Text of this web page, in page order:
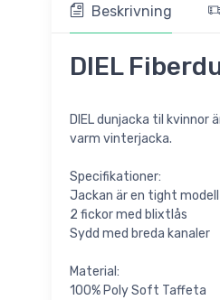
Beskrivning
DIEL
DIEL dunjacka til
varm vinterjacka.
Specifikationer:
Jackan är en tight modell
2 fickor med blixtlås
Sydd med breda kanaler
Material:
100% Poly Soft Taffeta